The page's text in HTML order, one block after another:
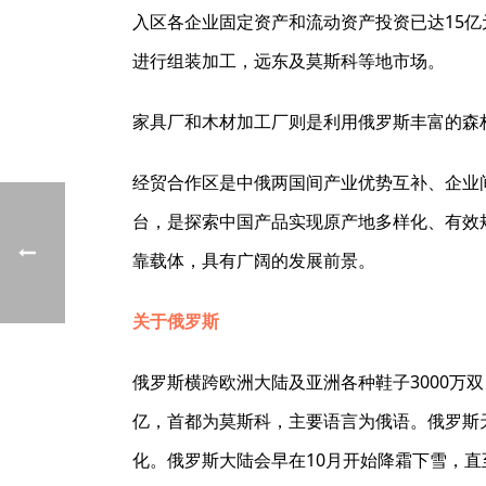
入区各企业固定资产和流动资产投资已达15
进行组装加工，远东及莫斯科等地市场。
家具厂和木材加工厂则是利用俄罗斯丰富的
经贸合作区是中俄两国间产业优势互补、企
台，是探索中国产品实现原产地多样化、有
靠载体，具有广阔的发展前景。
关于俄罗斯
俄罗斯横跨欧洲大陆及亚洲各种鞋子3000万
亿，首都为莫斯科，主要语言为俄语。俄罗
化。俄罗斯大陆会早在10月开始降霜下雪，